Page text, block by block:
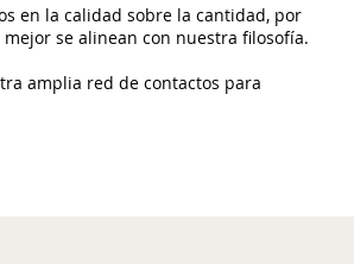
en la calidad sobre la cantidad, por
se alinean con nuestra filosofía.
amplia red de contactos para